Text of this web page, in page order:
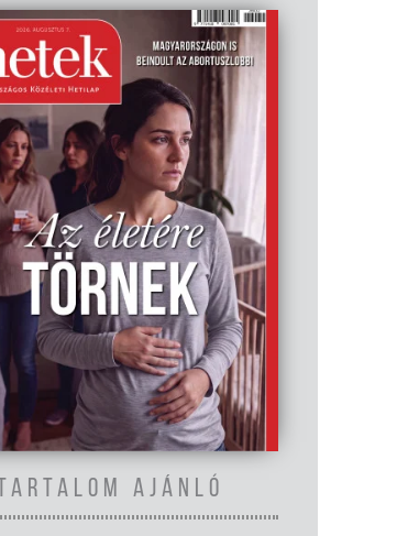
TARTALOM AJÁNLÓ